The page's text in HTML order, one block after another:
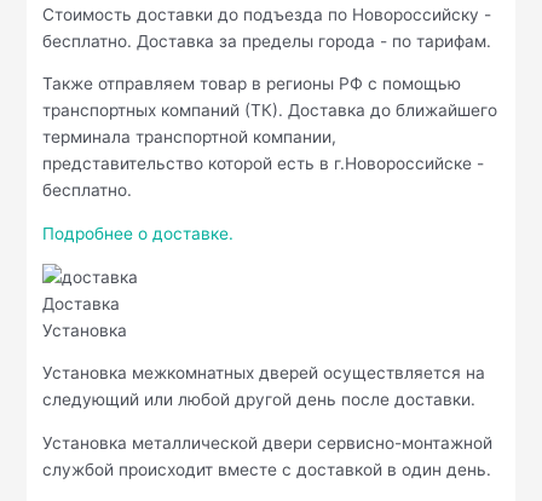
Стоимость доставки до подъезда по Новороссийску -
бесплатно. Доставка за пределы города - по тарифам.
Также отправляем товар в регионы РФ с помощью
транспортных компаний (ТК). Доставка до ближайшего
терминала транспортной компании,
представительство которой есть в г.Новороссийске -
бесплатно.
Подробнее о доставке.
Доставка
Установка
Установка межкомнатных дверей осуществляется на
следующий или любой другой день после доставки.
Установка металлической двери сервисно-монтажной
службой происходит вместе с доставкой в один день.